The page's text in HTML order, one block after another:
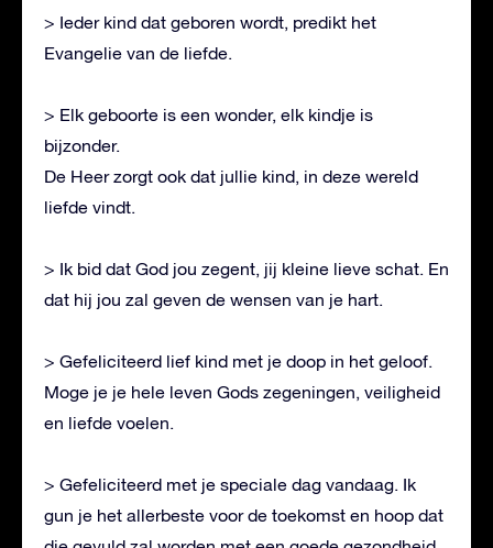
> Ieder kind dat geboren wordt, predikt het
Evangelie van de liefde.
> Elk geboorte is een wonder, elk kindje is
bijzonder.
De Heer zorgt ook dat jullie kind, in deze wereld
liefde vindt.
> Ik bid dat God jou zegent, jij kleine lieve schat. En
dat hij jou zal geven de wensen van je hart.
> Gefeliciteerd lief kind met je doop in het geloof.
Moge je je hele leven Gods zegeningen, veiligheid
en liefde voelen.
> Gefeliciteerd met je speciale dag vandaag. Ik
gun je het allerbeste voor de toekomst en hoop dat